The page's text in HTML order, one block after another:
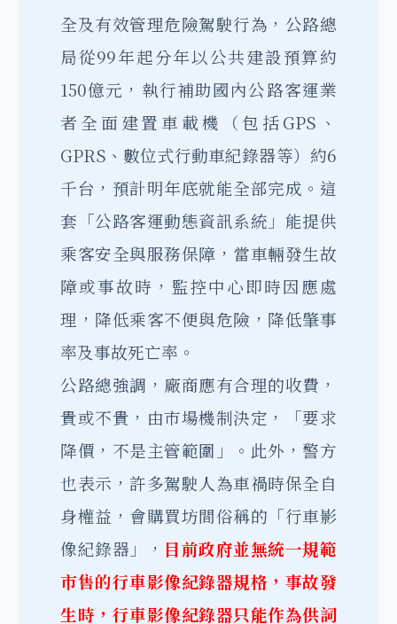
全及有效管理危險駕駛行為，公路總
局從99年起分年以公共建設預算約
150億元，執行補助國內公路客運業
者全面建置車載機（包括GPS、
GPRS、數位式行動車紀錄器等）約6
千台，預計明年底就能全部完成。 這
套「公路客運動態資訊系統」能提供
乘客安全與服務保障，當車輛發生故
障或事故時，監控中心即時因應處
理，降低乘客不便與危險，降低肇事
率及事故死亡率。
公路總強調，廠商應有合理的收費，
貴或不貴，由市場機制決定，「要求
降價，不是主管範圍」。此外，警方
也表示，許多駕駛人為車禍時保全自
身權益，會購買坊間俗稱的「行車影
像紀錄器」， 目前政府並無統一規範
市售的行車影像紀錄器規格，事故發
生時，行車影像紀錄器只能作為供詞